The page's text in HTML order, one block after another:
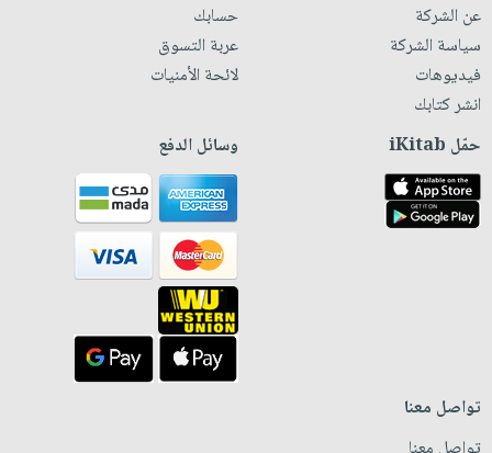
عن الشركة
سياسة الشركة
فيديوهات
انشر كتابك
حسابك
عربة التسوق
لائحة الأمنيات
حمّل iKitab وسائل الدفع
تواصل معنا